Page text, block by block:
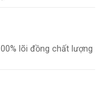
lõi đồng chất lượng